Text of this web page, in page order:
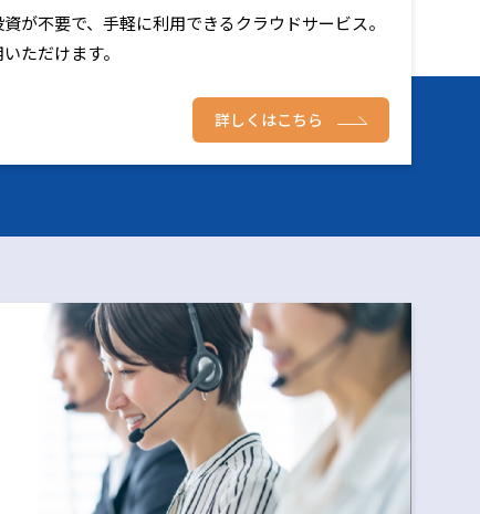
が不要で、手軽に利用できるクラウドサービス。
ただけます。
詳しくはこちら